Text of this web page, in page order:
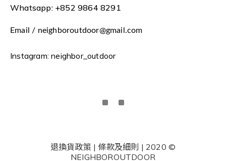
Whatsapp: +852 9864 8291
Email / neighboroutdoor@gmail.com
Instagram: neighbor_outdoor
退換貨政策 | 條款及細則 | 2020 ©
NEIGHBOROUTDOOR